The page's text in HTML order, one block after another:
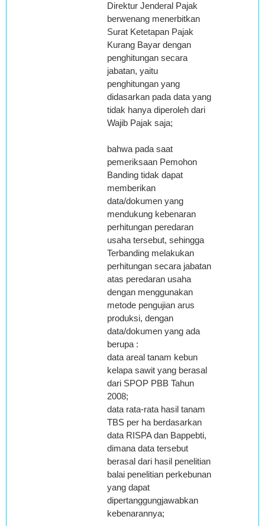
Direktur Jenderal Pajak
berwenang menerbitkan
Surat Ketetapan Pajak
Kurang Bayar dengan
penghitungan secara
jabatan, yaitu
penghitungan yang
didasarkan pada data yang
tidak hanya diperoleh dari
Wajib Pajak saja;
bahwa pada saat
pemeriksaan Pemohon
Banding tidak dapat
memberikan
data/dokumen yang
mendukung kebenaran
perhitungan peredaran
usaha tersebut, sehingga
Terbanding melakukan
perhitungan secara jabatan
atas peredaran usaha
dengan menggunakan
metode pengujian arus
produksi, dengan
data/dokumen yang ada
berupa :
data areal tanam kebun
kelapa sawit yang berasal
dari SPOP PBB Tahun
2008;
data rata-rata hasil tanam
TBS per ha berdasarkan
data RISPA dan Bappebti,
dimana data tersebut
berasal dari hasil penelitian
balai penelitian perkebunan
yang dapat
dipertanggungjawabkan
kebenarannya;